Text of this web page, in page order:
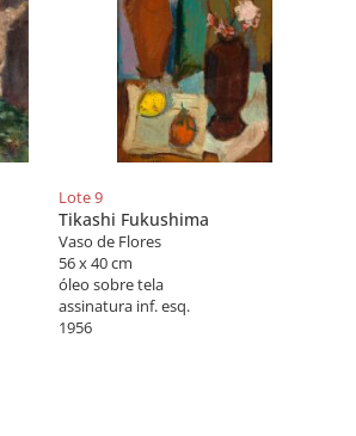
Lote 9
Tikashi Fukushima
Vaso de Flores
56 x 40 cm
óleo sobre tela
assinatura inf. esq.
1956